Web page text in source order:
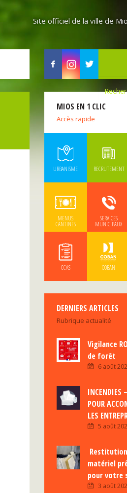
Site officiel de la ville de
FacebookInstagram
Twitter
MIOS EN 1 CLIC
Accès rapide
URBANISME RECRUTEMENT
MENUS
CANTINES
SERVICES
MUNICIPAUX
CCAS COBAN
DERNIERS ARTICLES
Rubrique actualité
Vigilance
de forêt
6 août
INCENDIES
POUR
LES
5 août
matériel
pour votre
3 août